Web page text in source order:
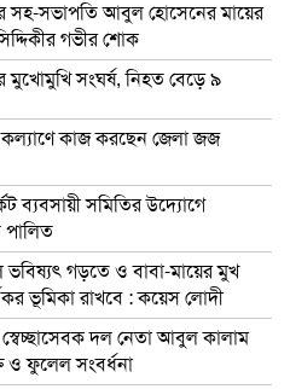
সহ-সভাপতি আবুল হোসেনের মায়ের
গভীর শোক
মুখোমুখি সংঘর্ষ, নিহত বেড়ে ৯
কল্যাণে কাজ করছেন জেলা জজ
ব্যবসায়ী সমিতির উদ্যোগে
পালিত
ভবিষ্যৎ গড়তে ও বাবা-মায়ের মুখ
ভূমিকা রাখবে : কয়েস লোদী
স্বেচ্ছাসেবক দল নেতা আবুল কালাম
ও ফুলেল সংবর্ধনা